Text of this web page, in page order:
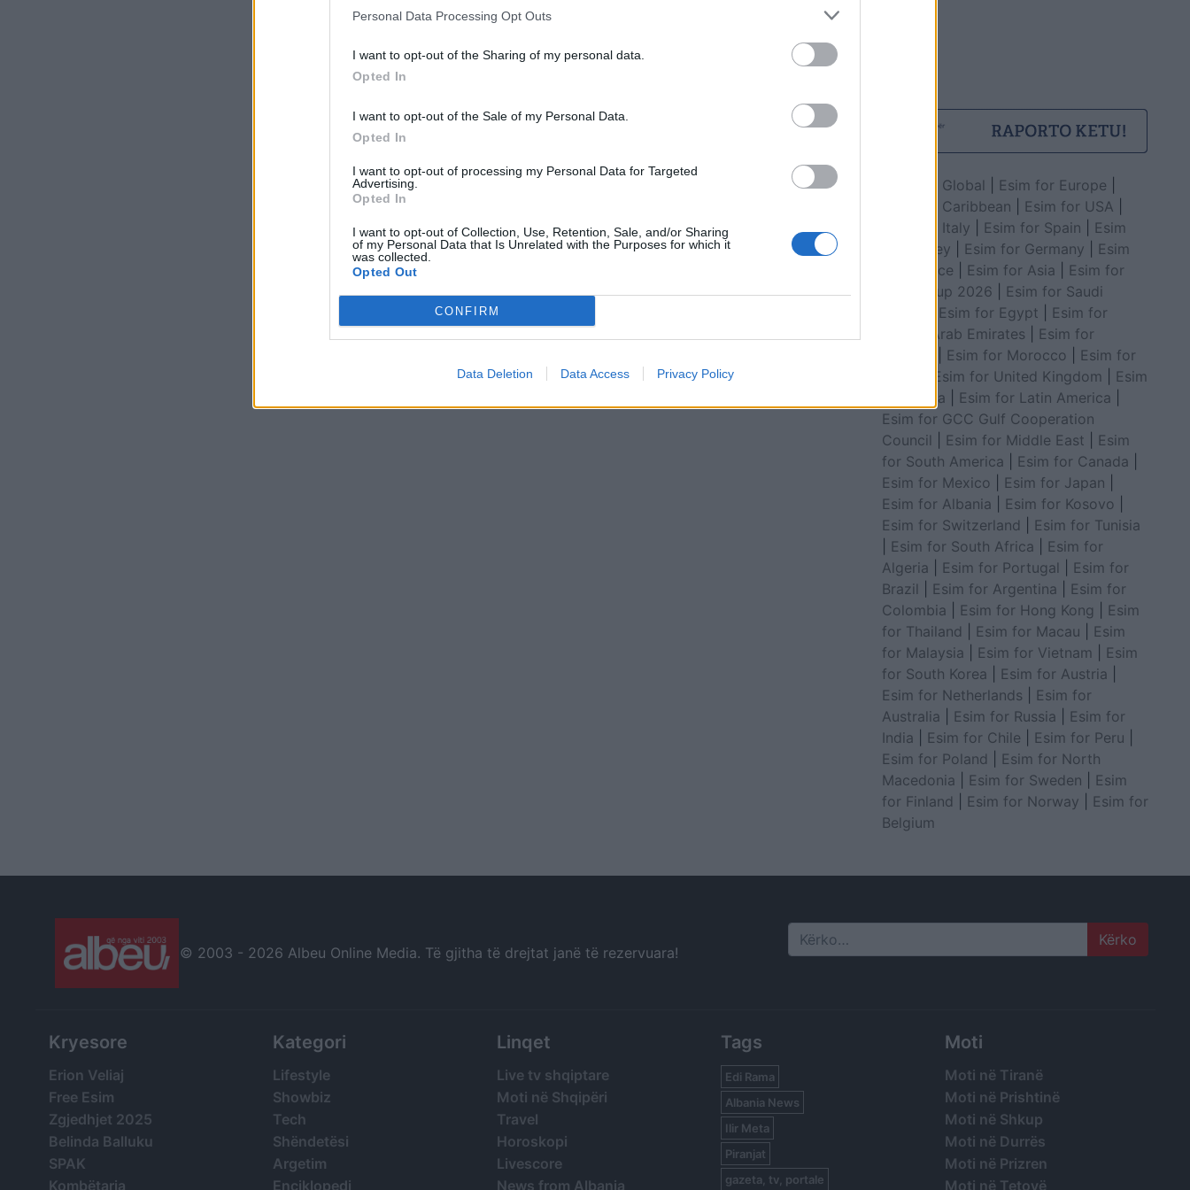
Personal Data Processing Opt Outs
I want to opt-out of the Sharing of my personal data.
Opted In
I want to opt-out of the Sale of my Personal Data.
Opted In
I want to opt-out of processing my Personal Data for Targeted
Advertising.
Opted In
I want to opt-out of Collection, Use, Retention, Sale, and/or Sharing
of my Personal Data that Is Unrelated with the Purposes for which it
was collected.
Opted Out
CONFIRM
Data Deletion Data Access Privacy Policy
Esim for Global Esim for Europe
Esim for Caribbean
Esim for USA
Esim for Italy
Esim for Spain
Esim
for Turkey
Esim for Germany
Esim
for Greece
Esim for Asia
Esim for
World Cup 2026
Esim for Saudi
Esim for Egypt
Esim for
United Arab Emirates
Esim for
Esim for Morocco
Esim for
Esim for United Kingdom
Esim
for Africa
Esim for Latin America
Esim for GCC Gulf Cooperation
Council
Esim for Middle East
Esim
for South America
Esim for Canada
Esim for Mexico
Esim for Japan
Esim for Albania
Esim for Kosovo
Esim for Switzerland
Esim for Tunisia
Esim for South Africa
Esim for
Algeria
Esim for Portugal
Esim for
Brazil
Esim for Argentina
Esim for
Colombia
Esim for Hong Kong
Esim
for Thailand
Esim for Macau
Esim
for Malaysia
Esim for Vietnam
Esim
for South Korea
Esim for Austria
Esim for Netherlands
Esim for
Australia
Esim for Russia
Esim for
India
Esim for Chile Esim for Peru
Esim for Poland
Esim for North
Macedonia
Esim for Sweden
Esim
for Finland
Esim for Norway
Esim for
Belgium
© 2003 - 2026 Albeu Online Media. Të gjitha të drejtat janë të rezervuara! Search
Kryesore
Erion Veliaj
Free Esim
Zgjedhjet 2025
Belinda Balluku
SPAK
Kombëtarja
Kategori
Lifestyle
Showbiz
Tech
Shëndetësi
Argetim
Enciklopedi
Linqet
Live tv shqiptare
Moti në Shqipëri
Travel
Horoskopi
Livescore
News from Albania
Tags
Edi Rama
Albania News
Ilir Meta
Piranjat
gazeta, tv, portale
Moti
Moti në Tiranë
Moti në Prishtinë
Moti në Shkup
Moti në Durrës
Moti në Prizren
Moti në Tetovë